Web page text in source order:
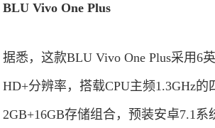
BLU Vivo One Plus
据悉，这款BLU Vivo One Plus采用6
HD+分辨率，搭载CPU主频1.3GHz
2GB+16GB存储组合，预装安卓7.1系